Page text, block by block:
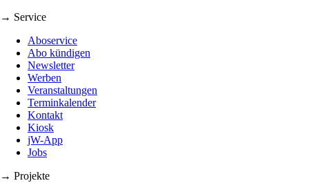
→ Service
Aboservice
Abo kündigen
Newsletter
Werben
Veranstaltungen
Terminkalender
Kontakt
Kiosk
jW-App
Jobs
→ Projekte